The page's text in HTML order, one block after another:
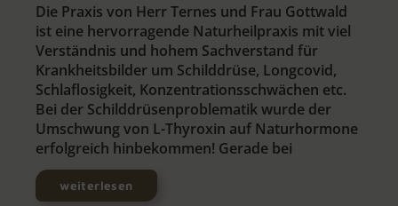
Die Praxis von Herr Ternes und Frau Gottwald
ist eine hervorragende Naturheilpraxis mit viel
Verständnis und hohem Sachverstand für
Krankheitsbilder um Schilddrüse, Longcovid,
Schlaflosigkeit, Konzentrationsschwächen etc.
Bei der Schilddrüsenproblematik wurde der
Umschwung von L-Thyroxin auf Naturhormone
erfolgreich hinbekommen! Gerade bei
weiterlesen